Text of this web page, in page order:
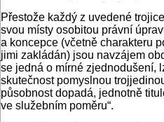
Přestože každý z uvedené
svou místy osobitou právní
a koncepce (včetně charakteru
jimi zakládán) jsou navzájem
se jedná o mírné zjednodušení,
skutečnost pomyslnou
působnost dopadá, jednotně
ve služebním poměru“.